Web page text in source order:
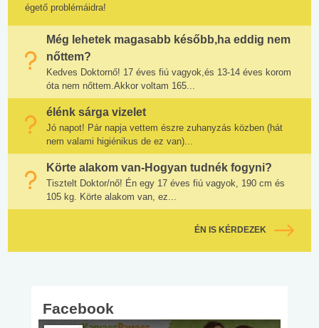
égető problémáidra!
Még lehetek magasabb később,ha eddig nem
nőttem?
Kedves Doktornő! 17 éves fiú vagyok,és 13-14 éves korom
óta nem nőttem.Akkor voltam 165...
élénk sárga vizelet
Jó napot! Pár napja vettem észre zuhanyzás közben (hát
nem valami higiénikus de ez van)...
Körte alakom van-Hogyan tudnék fogyni?
Tisztelt Doktor/nő! Én egy 17 éves fiú vagyok, 190 cm és
105 kg. Körte alakom van, ez...
ÉN IS KÉRDEZEK
Facebook